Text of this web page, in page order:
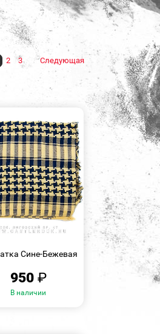
2 3 Следующая
Сине-Бежевая
950 ₽
В наличии